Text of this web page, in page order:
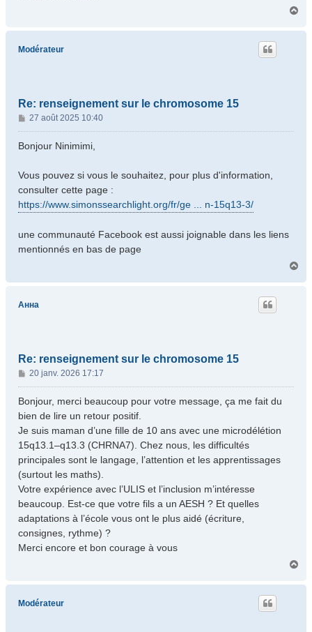
u
Modérateur
Re: renseignement sur le chromosome 15
M
e
s
g
e
27 août 2025 10:40
Bonjour Ninimimi,
Vous pouvez si vous le souhaitez, pour plus d'information,
consulter cette page :
https://www.simonssearchlight.org/fr/ge ... n-15q13-3/
une communauté Facebook est aussi joignable dans les liens
mentionnés en bas de page
Анна
Re: renseignement sur le chromosome 15
M
e
s
g
e
20 janv. 2026 17:17
Bonjour, merci beaucoup pour votre message, ça me fait du
bien de lire un retour positif.
Je suis maman d’une fille de 10 ans avec une microdélétion
15q13.1–q13.3 (CHRNA7). Chez nous, les difficultés
principales sont le langage, l’attention et les apprentissages
(surtout les maths).
Votre expérience avec l’ULIS et l’inclusion m’intéresse
beaucoup. Est-ce que votre fils a un AESH ? Et quelles
adaptations à l’école vous ont le plus aidé (écriture,
consignes, rythme) ?
Merci encore et bon courage à vous
u
Modérateur